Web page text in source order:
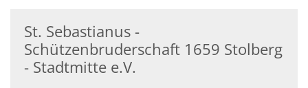
St. Sebastianus -
Schützenbruderschaft 1659 Stolberg
- Stadtmitte e.V.